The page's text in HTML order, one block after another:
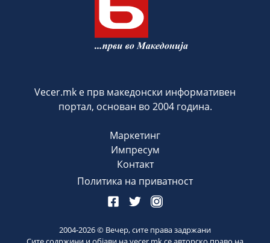
Vecer.mk е прв македонски информативен
портал, основан во 2004 година.
Маркетинг
Импресум
Контакт
Политика на приватност
2004-2026© Вечер, сите права задржани